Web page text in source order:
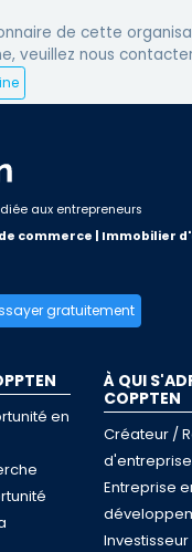
de cette
veuillez nous
aux entrepreneurs
commerce | Immobilier
gratuitement
en
À QUI
COPPTEN
Créateur /
d'entreprise
Entreprise